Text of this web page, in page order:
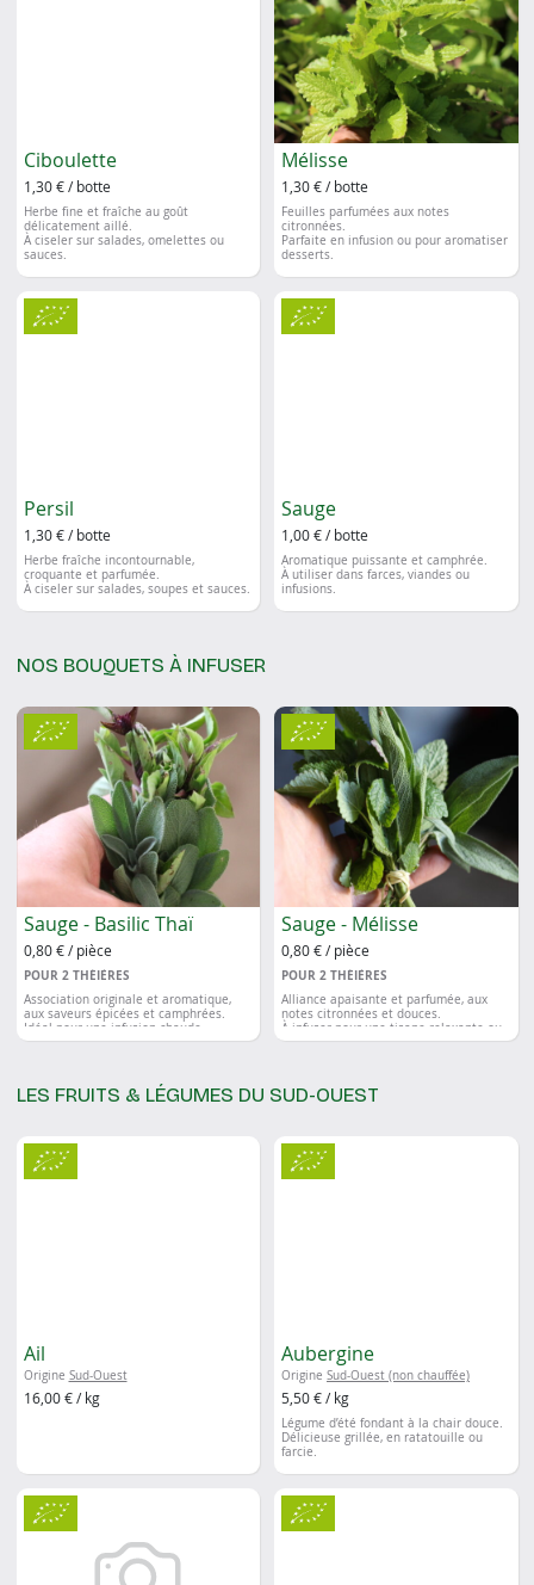
Ciboulette
1,30 € / botte
Herbe fine et fraîche au goût
délicatement aillé.
À ciseler sur salades, omelettes ou
sauces.
Mélisse
1,30 € / botte
Feuilles parfumées aux notes
citronnées.
Parfaite en infusion ou pour aromatiser
desserts.
Persil
1,30 € / botte
Herbe fraîche incontournable,
croquante et parfumée.
À ciseler sur salades, soupes et sauces.
Sauge
1,00 € / botte
Aromatique puissante et camphrée.
À utiliser dans farces, viandes ou
infusions.
NOS BOUQUETS À INFUSER
Sauge - Basilic Thaï
0,80 € / pièce
POUR 2 THÉIÈRES
Association originale et aromatique,
aux saveurs épicées et camphrées.
Idéal pour une infusion chaude
réconfortante ou un breuvage parfumé.
Sauge - Mélisse
0,80 € / pièce
POUR 2 THÉIÈRES
Alliance apaisante et parfumée, aux
notes citronnées et douces.
À infuser pour une tisane relaxante ou
une boisson fraîche d’été.
LES FRUITS & LÉGUMES DU SUD-OUEST
Ail
Origine Sud-Ouest
16,00 € / kg
Aubergine
Origine Sud-Ouest (non chauffée)
5,50 € / kg
Légume d’été fondant à la chair douce.
Délicieuse grillée, en ratatouille ou
farcie.